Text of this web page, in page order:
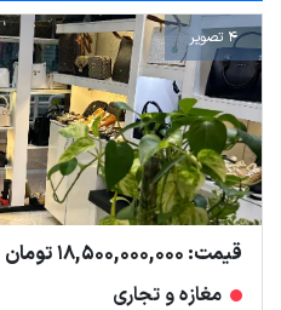
4 تصویر
قیمت: 18,500,000,000 تومان
مغازه و تجاری